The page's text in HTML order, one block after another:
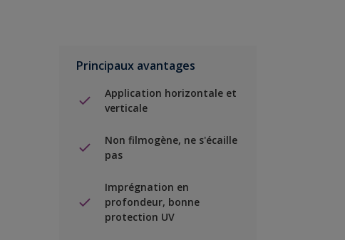
Principaux avantages
Application horizontale et
verticale
Non filmogène, ne s'écaille
pas
Imprégnation en
profondeur, bonne
protection UV